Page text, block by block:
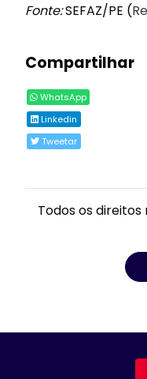
Fonte:SEFAZ/PE (
Compartilhar
WhatsApp
Linkedin
Tweetar
Todos os